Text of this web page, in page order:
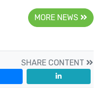
MORE NEWS
SHARE CONTENT